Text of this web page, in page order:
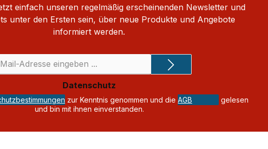
einfach unseren regelmäßig erscheinenden Newsletter und
unter den Ersten sein, über neue Produkte und Angebote
informiert werden.
Mail-
Adresse
*
Datenschutz
zur Kenntnis genommen und die AGB
gelesen
und bin mit ihnen einverstanden.